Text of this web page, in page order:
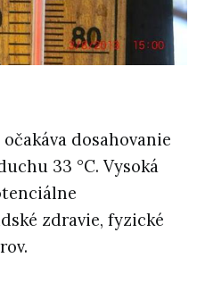
dosahovanie
33 °C. Vysoká
zdravie, fyzické